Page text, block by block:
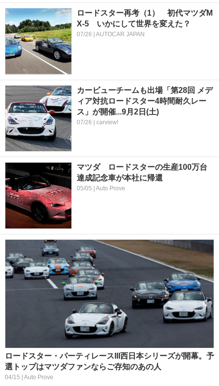
ロードスター再考（1） 初代マツダM
X-5 いかにして世界を変えた？
07/26 | AUTOCAR JAPAN
カービューチームも出場「第28回 メデ
ィア対抗ロードスター4時間耐久レー
ス」が開催...9月2日(土)
07/26 | carview!
マツダ ロードスターの生産100万台
達成記念車が本社に帰還
05/05 | Auto Prove
ロードスター・パーティレースIII西日本シリーズが開幕。予
選トップはマツダファンならご存知のあの人
04/15 | Auto Prove